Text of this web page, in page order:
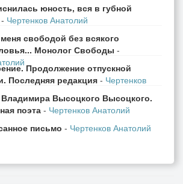
ними скакал, словно мячик.
– большая игра,
правила к ней растеряли…
нарвался вчера,
и выйдет едва ли…
последний звонок,
мужское начало…
юность, вся в губной
- Чертенков Анатолий
свободой без всякого
Монолог Свободы -
Продолжение отпускной
Последняя редакция - Чертенков
Высоцкого Высоцкого.
поэта- Чертенков Анатолий
письмо - Чертенков Анатолий